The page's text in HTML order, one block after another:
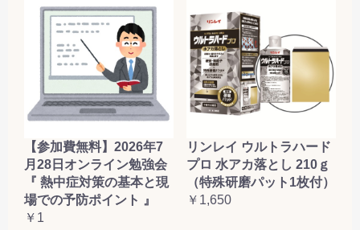
【参加費無料】2026年7
月28日オンライン勉強会
『 熱中症対策の基本と現
場での予防ポイント 』
￥1
リンレイ ウルトラハード
プロ 水アカ落とし 210ｇ
（特殊研磨パット1枚付）
￥1,650